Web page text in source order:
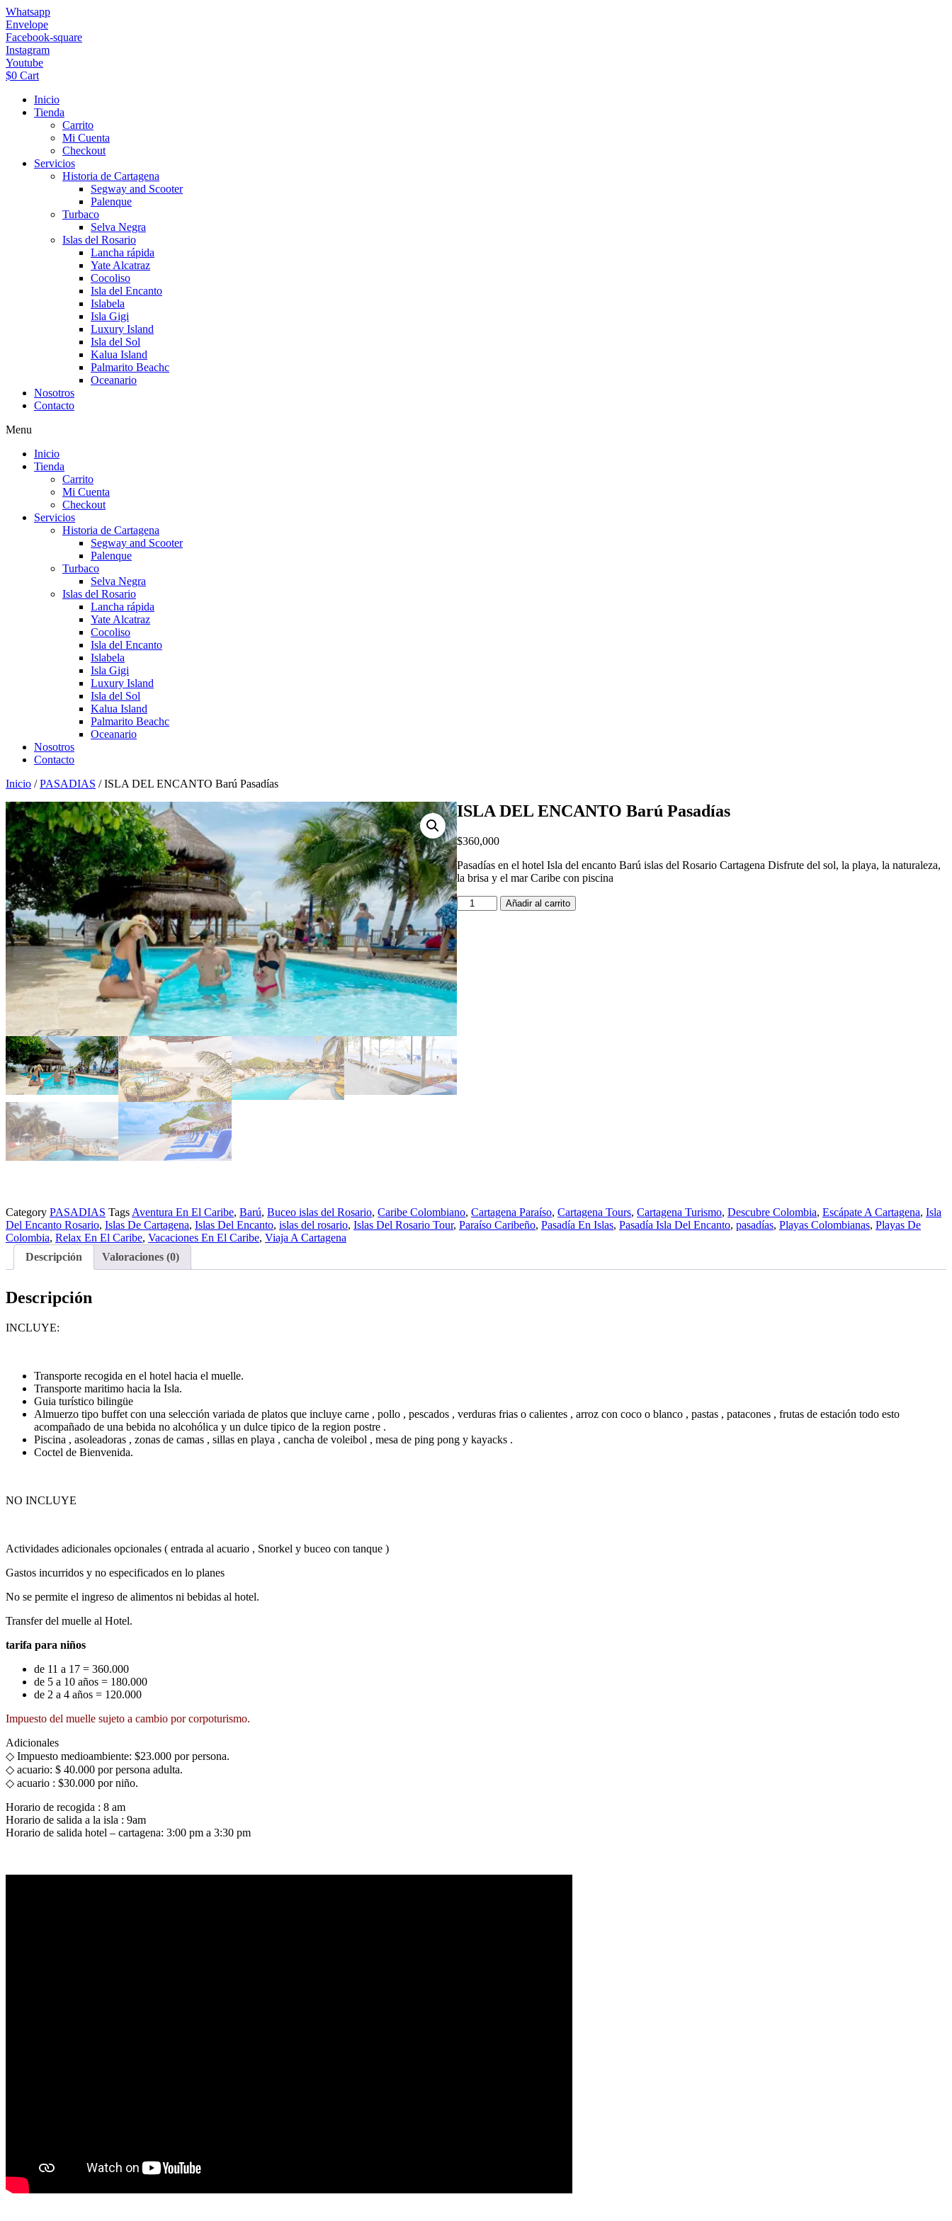
Ir
al
contenido
Whatsapp
Envelope
Facebook-square
Instagram
Youtube
$0 Cart
Inicio
Tienda
Carrito
Mi Cuenta
Checkout
Servicios
Historia de Cartagena
Segway and Scooter
Palenque
Turbaco
Selva Negra
Islas del Rosario
Lancha rápida
Yate Alcatraz
Cocoliso
Isla del Encanto
Islabela
Isla Gigi
Luxury Island
Isla del Sol
Kalua Island
Palmarito Beachc
Oceanario
Nosotros
Contacto
Menu
Inicio
Tienda
Carrito
Mi Cuenta
Checkout
Servicios
Historia de Cartagena
Segway and Scooter
Palenque
Turbaco
Selva Negra
Islas del Rosario
Lancha rápida
Yate Alcatraz
Cocoliso
Isla del Encanto
Islabela
Isla Gigi
Luxury Island
Isla del Sol
Kalua Island
Palmarito Beachc
Oceanario
Nosotros
Contacto
Inicio /PASADIAS / ISLA DEL ENCANTO Barú Pasadías
ISLA DEL ENCANTO Barú Pasadías
$360,000
Pasadías en el hotel Isla del encanto Barú islas del Rosario Cartagena Disfrute del sol, la playa, la naturaleza,
la brisa y el mar Caribe con piscina
ISLA
DEL
ENCANTO
Barú
Pasadías
cantidad
Añadir al carrito
Category PASADIAS Tags Aventura En El Caribe, Barú, Buceo islas del Rosario, Caribe Colombiano, Cartagena Paraíso, Cartagena Tours, Cartagena Turismo, Descubre Colombia, Escápate A Cartagena, Isla
Del Encanto Rosario, Islas De Cartagena, Islas Del Encanto, islas del rosario, Islas Del Rosario Tour, Paraíso Caribeño, Pasadía En Islas, Pasadía Isla Del Encanto, pasadías, Playas Colombianas, Playas De
Colombia, Relax En El Caribe, Vacaciones En El Caribe, Viaja A Cartagena
Descripción
Valoraciones (0)
Descripción
INCLUYE:
Transporte recogida en el hotel hacia el muelle.
Transporte maritimo hacia la Isla.
Guia turístico bilingüe
Almuerzo tipo buffet con una selección variada de platos que incluye carne , pollo , pescados , verduras frias o calientes , arroz con coco o blanco , pastas , patacones , frutas de estación todo esto
acompañado de una bebida no alcohólica y un dulce tipico de la region postre .
Piscina , asoleadoras , zonas de camas , sillas en playa , cancha de voleibol , mesa de ping pong y kayacks .
Coctel de Bienvenida.
NO INCLUYE
Actividades adicionales opcionales ( entrada al acuario , Snorkel y buceo con tanque )
Gastos incurridos y no especificados en lo planes
No se permite el ingreso de alimentos ni bebidas al hotel.
Transfer del muelle al Hotel.
tarifa para niños
de 11 a 17 = 360.000
de 5 a 10 años = 180.000
de 2 a 4 años = 120.000
Impuesto del muelle sujeto a cambio por corpoturismo.
Adicionales
◇ Impuesto medioambiente: $23.000 por persona.
◇ acuario: $ 40.000 por persona adulta.
◇ acuario : $30.000 por niño.
Horario de recogida : 8 am
Horario de salida a la isla : 9am
Horario de salida hotel – cartagena: 3:00 pm a 3:30 pm